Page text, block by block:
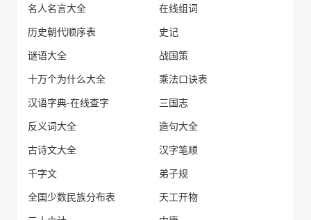
名人名言大全
在线组词
历史朝代顺序表
史记
谜语大全
战国策
十万个为什么大全
乘法口诀表
汉语字典-在线查字
三国志
反义词大全
造句大全
古诗文大全
汉字笔顺
千字文
弟子规
全国少数民族分布表
天工开物